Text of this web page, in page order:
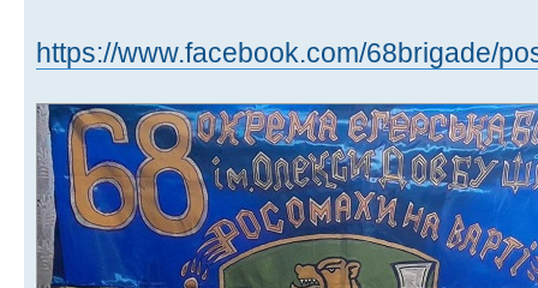
https://www.facebook.com/68brigade/